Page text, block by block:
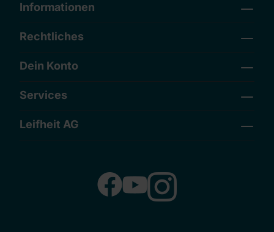
Informationen
Rechtliches
Dein Konto
Services
Leifheit AG